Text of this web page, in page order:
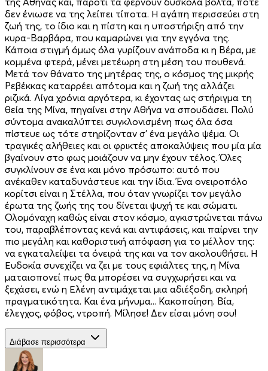
δεν ένιωσε να της λείπει τίποτα. Η αγάπη περισσεύει στη
ζωή της, το ίδιο και η πίστη και η υποστήριξη από την
κυρα-Βαρβάρα, που καμαρώνει για την εγγόνα της.
Κάποια στιγμή όμως όλα γυρίζουν ανάποδα κι η Βέρα, με
κομμένα φτερά, μένει μετέωρη στη μέση του πουθενά.
Μετά τον θάνατο της μητέρας της, ο κόσμος της μικρής
Ρεβέκκας καταρρέει απότομα και η ζωή της αλλάζει
ριζικά. Λίγα χρόνια αργότερα, κι έχοντας ως στήριγμα τη
θεία της Μίνα, πηγαίνει στην Αθήνα να σπουδάσει. Πολύ
σύντομα ανακαλύπτει συγκλονισμένη πως όλα όσα
πίστευε ως τότε στηρίζονταν σ’ ένα μεγάλο ψέμα. Οι
τραγικές αλήθειες και οι φρικτές αποκαλύψεις που μία μία
βγαίνουν στο φως μοιάζουν να μην έχουν τέλος. Όλες
συγκλίνουν σε ένα και μόνο πρόσωπο: αυτό που
ανέκαθεν καταδυνάστευε και την ίδια. Ένα ονειροπόλο
κορίτσι είναι η Στέλλα, που όταν γνωρίζει τον μεγάλο
έρωτα της ζωής της του δίνεται ψυχή τε και σώματι.
Ολομόναχη καθώς είναι στον κόσμο, αγκιστρώνεται πάνω
του, παραβλέποντας κενά και αντιφάσεις, και παίρνει την
πιο μεγάλη και καθοριστική απόφαση για το μέλλον της:
να εγκαταλείψει τα όνειρά της και να τον ακολουθήσει. Η
Ευδοκία συνεχίζει να ζει με τους εφιάλτες της, η Μίνα
ματαιοπονεί πως θα μπορέσει να συγχωρήσει και να
ξεχάσει, ενώ η Ελένη αντιμάχεται μια αδιέξοδη, σκληρή
πραγματικότητα. Και ένα μήνυμα... Κακοποίηση. Βία,
έλεγχος, φόβος, ντροπή. Μίλησε! Δεν είσαι μόνη σου!
Διάβασε περισσότερα